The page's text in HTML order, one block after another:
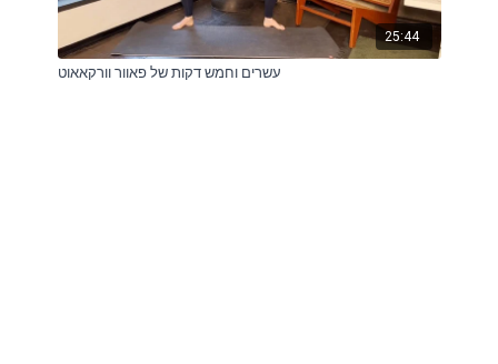
25:44
עשרים וחמש דקות של פאוור וורקאאוט